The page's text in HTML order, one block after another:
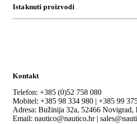
Istaknuti proizvodi
Kontakt
Telefon: +385 (0)52 758 080
Mobitel: +385 98 334 980 | +385 99
Adresa: Bužinija 32a, 52466 Novigrad,
Email: nautico@nautico.hr |